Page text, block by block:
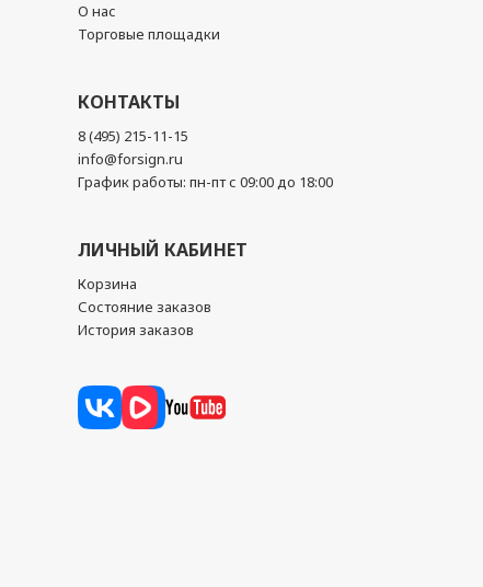
О нас
Торговые площадки
КОНТАКТЫ
8 (495) 215-11-15
info@forsign.ru
График работы: пн-пт с 09:00 до 18:00
ЛИЧНЫЙ КАБИНЕТ
Корзина
Состояние заказов
История заказов